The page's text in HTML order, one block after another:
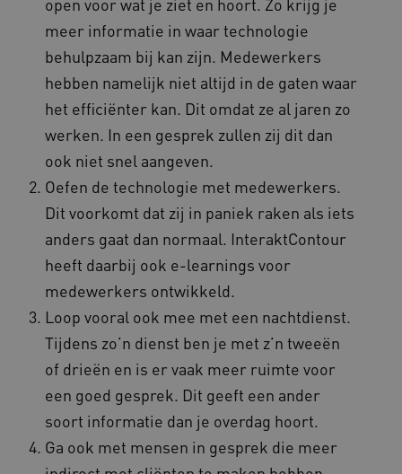
open voor wat je ziet en hoort. Zo krijg je
meer informatie in waar technologie
behulpzaam bij kan zijn. Medewerkers
hebben namelijk niet altijd in de gaten waar
het efficiënter kan. Dit omdat ze al jaren zo
werken. In een gesprek zullen zij dit dan
ook niet snel aangeven.
Oefen de technologie met medewerkers.
Dit voorkomt dat zij in paniek raken als iets
anders gaat dan normaal. InteraktContour
heeft daarbij ook e-learnings voor
medewerkers ontwikkeld.
Loop vooral ook mee met een nachtdienst.
Tijdens zo’n dienst ben je met z’n tweeën
of drieën en is er vaak meer ruimte voor
een goed gesprek. Dit geeft een ander
soort informatie dan je overdag hoort.
Ga ook met mensen in gesprek die meer
__cf_bm
Cloudflare Inc.
.vimeo.com
BCSessionID vilans.blueconic.net
ARRAffinity
Microsoft Corporation
.www.kennispleingehandicaptensector.nl
Google Privacy Policy